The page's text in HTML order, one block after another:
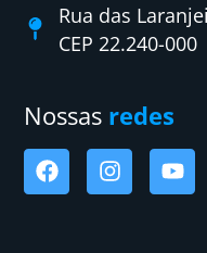
Rua das
CEP 22.240-000
Nossas redes